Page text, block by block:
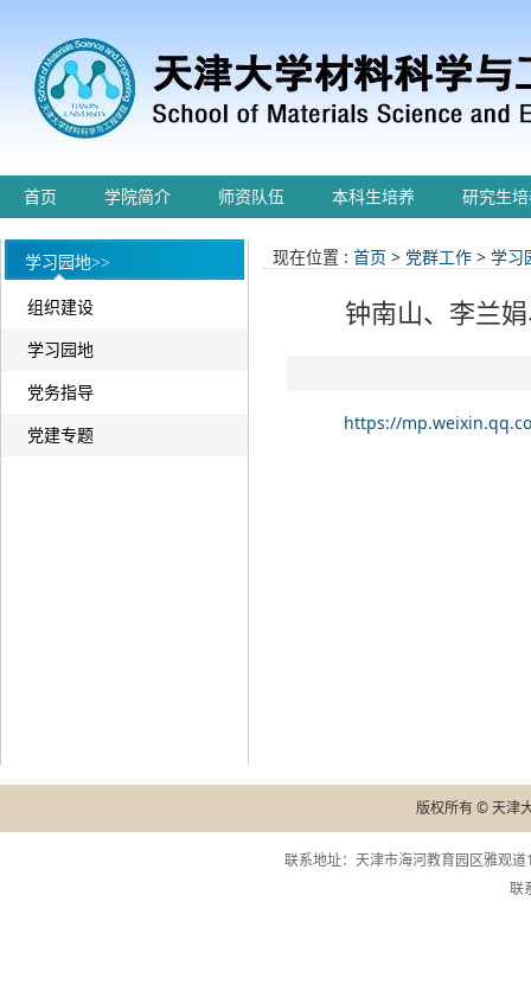
首页 学院简介 师资队伍 本科生培养 研究生
学习园地>>
组织建设
学习园地
党务指导
党建专题
现在位置 : 首页 > 党群工作 > 学习
钟南山、李兰
https://
版权所有 © 天津
联系地址：天津市海河教育园区雅观
联